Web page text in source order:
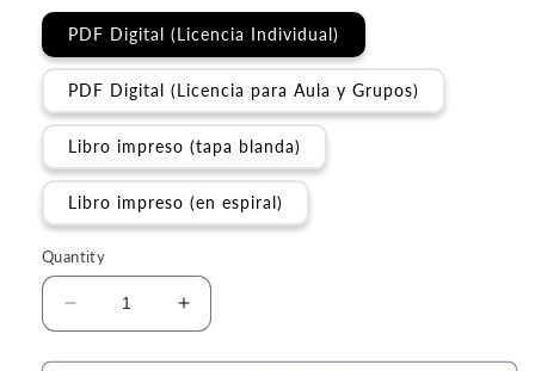
PDF Digital (Licencia Individual)
PDF Digital (Licencia para Aula y Grupos)
Libro impreso (tapa blanda)
Libro impreso (en espiral)
Quantity
Decrease
quantity
for
Increase
quantity
for